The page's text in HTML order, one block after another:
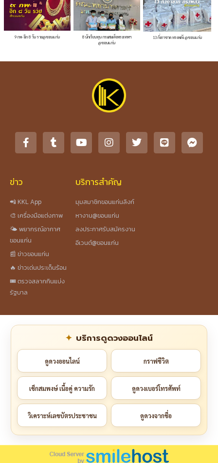
9 กพ-อีก 8 วัน รวย@ขอนแก่น
8 นักเรียนทุน กรมสมเด็จพระเทพฯ
@ขอนแก่น
13 กิ่งกาชาด ทรงพลัง @ขอนแก่น
ข่าว
📲 KKL App
🎨 เครื่องมือแต่งภาพ
🌤️ พยากรณ์อากาศ
ขอนแก่น
📰 ข่าวขอนแก่น
🔥 ข่าวเด่นประเด็นร้อน
🎟️ ตรวจสลากกินแบ่ง
รัฐบาล
บริการสำคัญ
มุมสมาชิกขอนแก่นลิงก์
หางาน@ขอนแก่น
ลงประกาศรับสมัครงาน
อีเวนต์@ขอนแก่น
บริการดูดวงออนไลน์
ดูดวงออนไลน์ กราฟชีวิต
เช็กสมพงษ์ เนื้อคู่ ความรัก ดูดวงเบอร์โทรศัพท์
วิเคราะห์เลขบัตรประชาชน ดูดวงจากชื่อ